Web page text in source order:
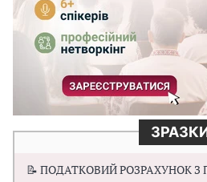
📝 ПОДАТКОВИЙ РОЗРАХУНОК З